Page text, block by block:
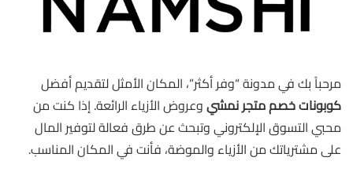
مرحباً بك في مدونة “وفر أكثر”، المكان الأمثل لتقديم أفضل
كوبونات خصم متجر نمشيوعروض الأزياء الرائعة. إذا كنت من
محبي التسوق الإلكتروني وتبحث عن طرق فعالة لتوفير المال
على مشترياتك من الأزياء والموضة، فأنت في المكان المناسب.